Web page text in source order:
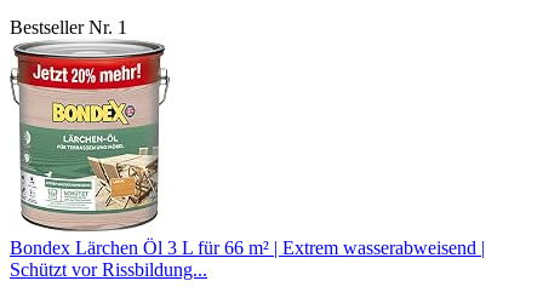
Bestseller Nr. 1
Bondex Lärchen Öl 3 L für 66 m² | Extrem wasserabweisend |
Schützt vor Rissbildung...